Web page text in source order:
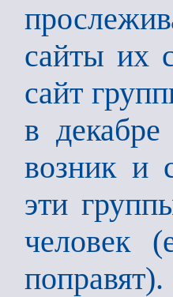
сайты их
сайт
в
возник и
эти
человек